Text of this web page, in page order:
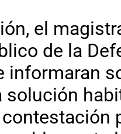
el
de la
informaran
solución